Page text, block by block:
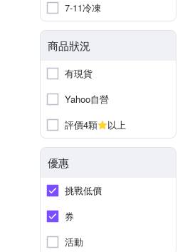
7-11冷凍
商品狀況
有現貨
Yahoo自營
評價4顆
以上
優惠
挑戰低價
券
活動